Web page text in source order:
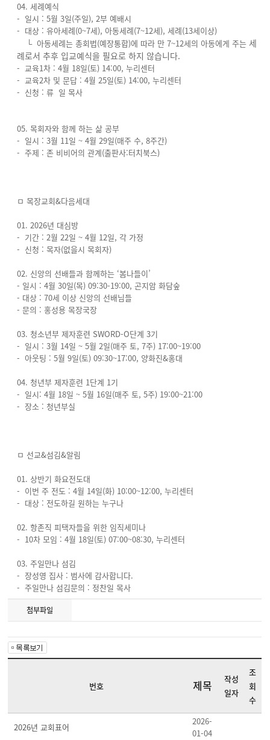
04. 세례예식
- 일시 : 5월 3일(주일), 2부 예배시
- 대상 : 유아세례(0~7세), 아동세례(7~12세), 세례(13세이상)
└ 아동세례는 총회법(예장통합)에 따라 만 7~12세의 아동에게 주는 세
례로서 추후 입교예식을 필요로 하지 않습니다.
- 교육1차 : 4월 18일(토) 14:00, 누리센터
- 교육2차 및 문답 : 4월 25일(토) 14:00, 누리센터
- 신청 : 류 일 목사
05. 목회자와 함께 하는 삶 공부
- 일시 : 3월 11일 ~ 4월 29일(매주 수, 8주간)
- 주제 : 존 비비어의 관계(출판사:터치북스)
ㅁ 목장교회&다음세대
01. 2026년 대심방
- 기간 : 2월 22일 ~ 4월 12일, 각 가정
- 신청 : 목자(없을시 목회자)
02. 신앙의 선배들과 함께하는 ‘봄나들이’
- 일시 : 4월 30일(목) 09:30-19:00, 곤지암 화담숲
- 대상 : 70세 이상 신앙의 선배님들
- 문의 : 홍성용 목장국장
03. 청소년부 제자훈련 SWORD-O단계 3기
- 일시 : 3월 14일 ~ 5월 2일(매주 토, 7주) 17:00~19:00
- 아웃팅 : 5월 9일(토) 09:30~17:00, 양화진&홍대
04. 청년부 제자훈련 1단계 1기
- 일시: 4월 18일 ~ 5월 16일(매주 토, 5주) 19:00~21:00
- 장소 : 청년부실
ㅁ 선교&섬김&알림
01. 상반기 화요전도대
- 이번 주 전도 : 4월 14일(화) 10:00~12:00, 누리센터
- 대상 : 전도하길 원하는 누구나
02. 항존직 피택자들을 위한 임직세미나
- 10차 모임 : 4월 18일(토) 07:00~08:30, 누리센터
03. 주일만나 섬김
- 장성영 집사 : 범사에 감사합니다.
- 주일만나 섬김문의 : 정찬일 목사
첨부파일
번호 제목
작성
일자
조
회
수
2026년 교회표어
2026-
01-04